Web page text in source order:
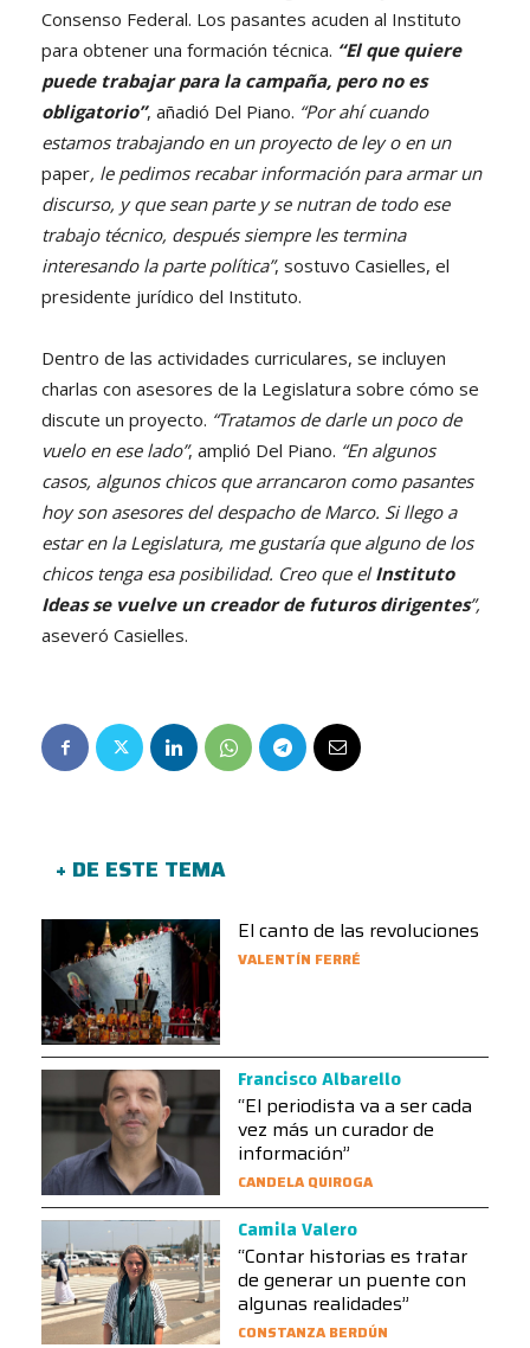
Consenso Federal. Los pasantes acuden al Instituto
para obtener una formación técnica. “El que quiere
puede trabajar para la campaña, pero no es
obligatorio”, añadió Del Piano. “Por ahí cuando
estamos trabajando en un proyecto de ley o en un
paper, le pedimos recabar información para armar un
discurso, y que sean parte y se nutran de todo ese
trabajo técnico, después siempre les termina
interesando la parte política”, sostuvo Casielles, el
presidente jurídico del Instituto.
Dentro de las actividades curriculares, se incluyen
charlas con asesores de la Legislatura sobre cómo se
discute un proyecto. “Tratamos de darle un poco de
vuelo en ese lado”, amplió Del Piano. “En algunos
casos, algunos chicos que arrancaron como pasantes
hoy son asesores del despacho de Marco. Si llego a
estar en la Legislatura, me gustaría que alguno de los
chicos tenga esa posibilidad. Creo que elInstituto
Ideas se vuelve un creador de futuros dirigentes”,
aseveró Casielles.
+ DE ESTE TEMA
El canto de las revoluciones
VALENTÍN FERRÉ
Francisco Albarello
“El periodista va a ser cada
vez más un curador de
información”
CANDELA QUIROGA
Camila Valero
“Contar historias es tratar
de generar un puente con
algunas realidades”
CONSTANZA BERDÚN